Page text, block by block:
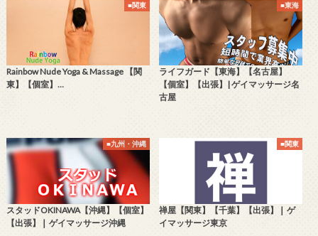
■関東
Rainbow Nude Yoga & Massage 【関
東】【個室】…
■東海
ライフガード【東海】【名古屋】
【個室】【出張】| ゲイマッサージ名
古屋
■九州・沖縄
スタッドOKINAWA【沖縄】【個室】
【出張】❘ ゲイマッサージ沖縄
■関東
禅屋【関東】【千葉】【出張】❘ ゲ
イマッサージ東京